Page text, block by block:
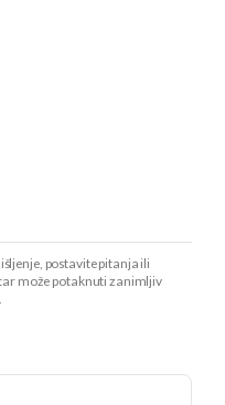
postavite pitanja ili
može potaknuti zanimljiv